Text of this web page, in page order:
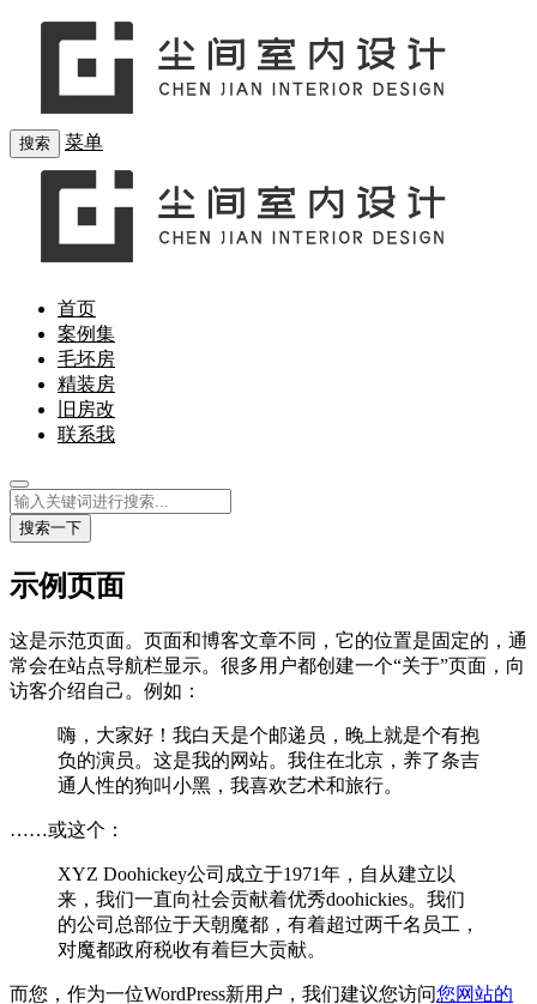
搜索 菜单
首页
案例集
毛坯房
精装房
旧房改
联系我
搜索一下
示例页面
这是示范页面。页面和博客文章不同，它的位置是固定的，通
常会在站点导航栏显示。很多用户都创建一个“关于”页面，向
访客介绍自己。例如：
嗨，大家好！我白天是个邮递员，晚上就是个有抱
负的演员。这是我的网站。我住在北京，养了条吉
通人性的狗叫小黑，我喜欢艺术和旅行。
……或这个：
XYZ Doohickey公司成立于1971年，自从建立以
来，我们一直向社会贡献着优秀doohickies。我们
的公司总部位于天朝魔都，有着超过两千名员工，
对魔都政府税收有着巨大贡献。
而您，作为一位WordPress新用户，我们建议您访问您网站的